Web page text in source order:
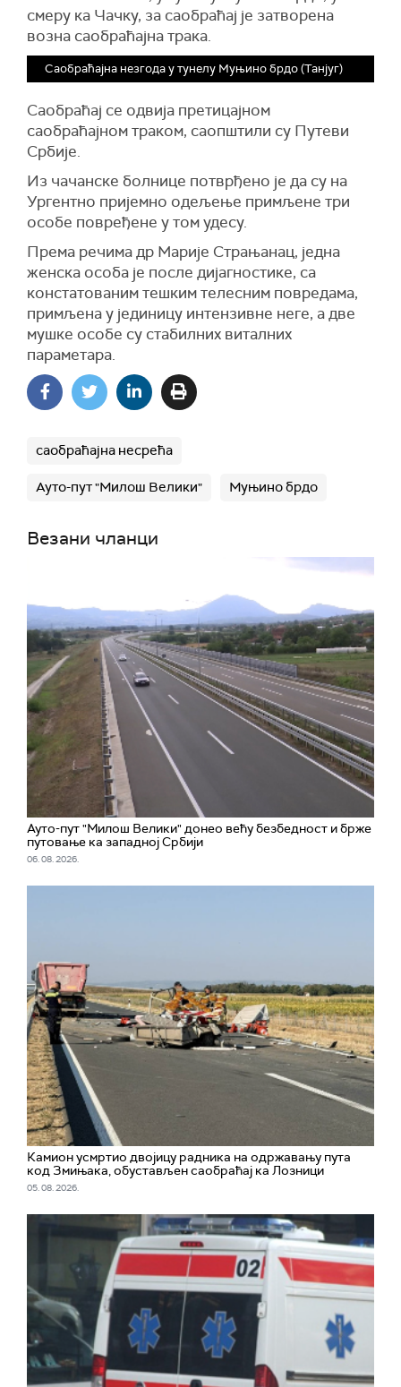
смеру ка Чачку, за саобраћај је затворена
возна саобраћајна трака.
Саобраћајна незгода у тунелу Муњино брдо (Танјуг)
Саобраћај се одвија претицајном
саобраћајном траком, саопштили су Путеви
Србије.
Из чачанске болнице потврђено је да су на
Ургентно пријемно одељење примљене три
особе повређене у том удесу.
Према речима др Марије Страњанац, једна
женска особа је после дијагностике, са
констатованим тешким телесним повредама,
примљена у јединицу интензивне неге, а две
мушке особе су стабилних виталних
параметара.
саобраћајна несрећа
Ауто-пут "Милош Велики" Муњино брдо
Везани чланци
Ауто-пут "Милош Велики" донео већу безбедност и брже
путовање ка западној Србији
06. 08. 2026.
Камион усмртио двојицу радника на одржавању пута
код Змињака, обустављен саобраћај ка Лозници
05. 08. 2026.